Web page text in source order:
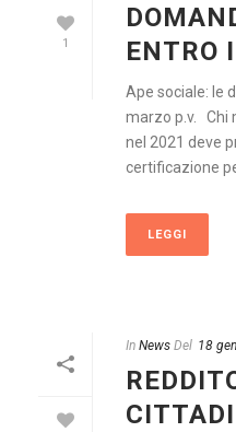
1
ENTRO
Ape sociale: le
marzo p.v. Chi
nel 2021 deve
certificazione
LEGGI
In News Del 18